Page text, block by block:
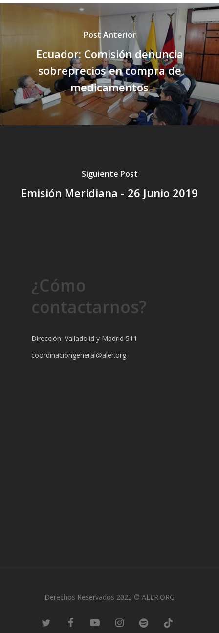
Post Anterior
Ecuador: Comisión denuncia
sobreprecios en compra de
medicamentos
Siguiente Post
Emisión Meridiana - 26 Junio 2019
¿Cómo
contactarnos?
Dirección: Valladolid y Madrid 511
coordinaciongeneral@aler.org
Derechos Reservados 2023 © ALER.ORG